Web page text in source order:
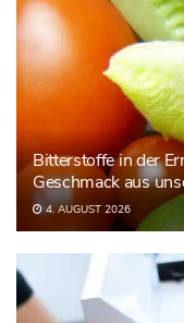
Bitterstoffe in der
Geschmack aus
4. AUGUST 2026